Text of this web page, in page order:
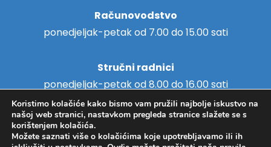
Računovodstvo
ponedjeljak-petak od 7.00 do 15.00 sati
Stručni radnici
ponedjeljak-petak od 8.00 do 16.00 sati
Koristimo kolačiće kako bismo vam pružili najbolje iskustvo na
našoj web stranici, nastavkom pregleda stranice slažete se s
korištenjem kolačića.
Možete saznati više o kolačićima koje upotrebljavamo ili ih